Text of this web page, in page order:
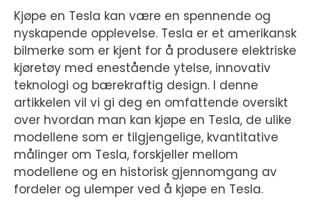
Kjøpe en Tesla kan være en spennende og
nyskapende opplevelse. Tesla er et amerikansk
bilmerke som er kjent for å produsere elektriske
kjøretøy med enestående ytelse, innovativ
teknologi og bærekraftig design. I denne
artikkelen vil vi gi deg en omfattende oversikt
over hvordan man kan kjøpe en Tesla, de ulike
modellene som er tilgjengelige, kvantitative
målinger om Tesla, forskjeller mellom
modellene og en historisk gjennomgang av
fordeler og ulemper ved å kjøpe en Tesla.